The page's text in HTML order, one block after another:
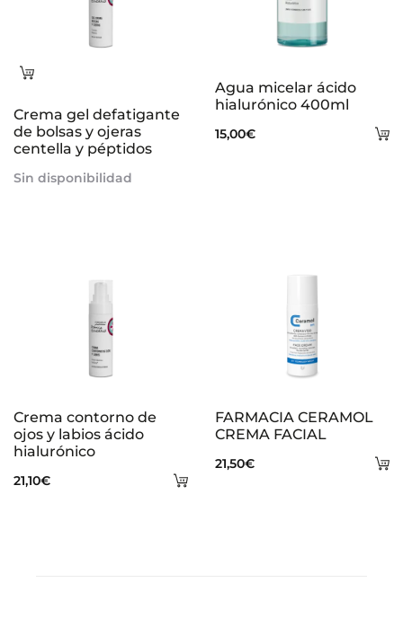
Leer
Crema gel defatigante
de bolsas y ojeras
centella y péptidos
Sin disponibilidad
Agua micelar ácido
hialurónico 400ml
15,00€
Añadir
Crema contorno de
ojos y labios ácido
hialurónico
21,10€
FARMACIA CERAMOL
CREMA FACIAL
21,50€